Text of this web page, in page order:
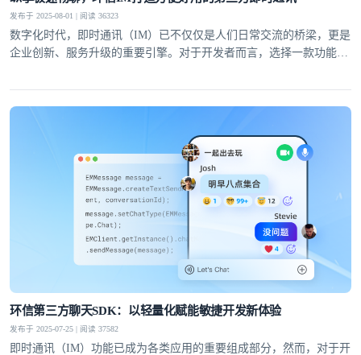
发布于 2025-08-01 | 阅读 36323
数字化时代，即时通讯（IM）已不仅仅是人们日常交流的桥梁，更是
企业创新、服务升级的重要引擎。对于开发者而言，选择一款功能完
效率，降低运维成本。
环信第三方聊天SDK：以轻量化赋能敏捷开发新体验
发布于 2025-07-25 | 阅读 37582
即时通讯（IM）功能已成为各类应用的重要组成部分，然而，对于开
我已阅读并同意通讯云服务条款和通讯云隐私政策
不了，谢谢
登录即时通讯云
登录客服云